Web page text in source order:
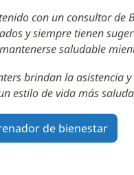
con un consultor de
y siempre tienen
saludable
brindan la asistencia
estilo de vida más
de bienestar